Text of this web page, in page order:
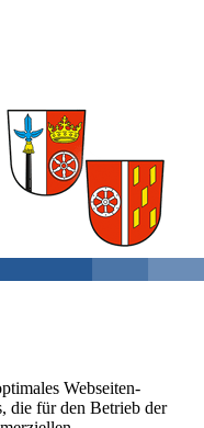
Webseiten-
die für den Betrieb der